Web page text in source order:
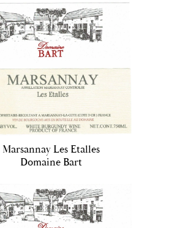
Marsannay Les Etalles
Domaine Bart